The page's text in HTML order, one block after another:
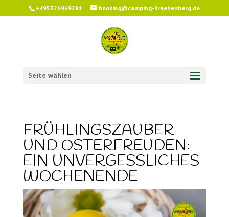
+495326969281 booking@camping-kraehenberg.de
Seite wählen
FRÜHLINGSZAUBER
UND OSTERFREUDEN:
EIN UNVERGESSLICHES
WOCHENENDE